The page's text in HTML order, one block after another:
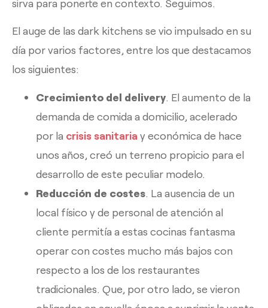
sirva para ponerte en contexto. Seguimos.
El auge de las dark kitchens se vio impulsado en su
día por varios factores, entre los que destacamos
los siguientes:
Crecimiento del delivery. El aumento de la
demanda de comida a domicilio, acelerado
por la crisis sanitaria y económica de hace
unos años, creó un terreno propicio para el
desarrollo de este peculiar modelo.
Reducción de costes. La ausencia de un
local físico y de personal de atención al
cliente permitía a estas cocinas fantasma
operar con costes mucho más bajos con
respecto a los de los restaurantes
tradicionales. Que, por otro lado, se vieron